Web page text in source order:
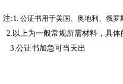
注:1. 公证书用于美国、奥地利、俄
2.以上为一般常规所需材料，具
3.公证书加急可当天出